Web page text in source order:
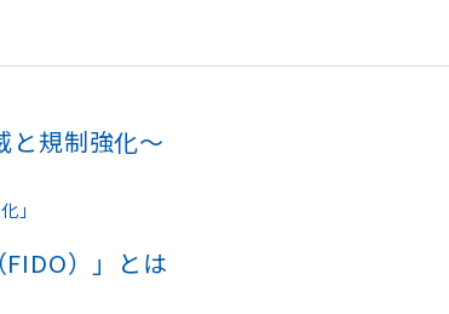
と規制強化〜
」
）」とは